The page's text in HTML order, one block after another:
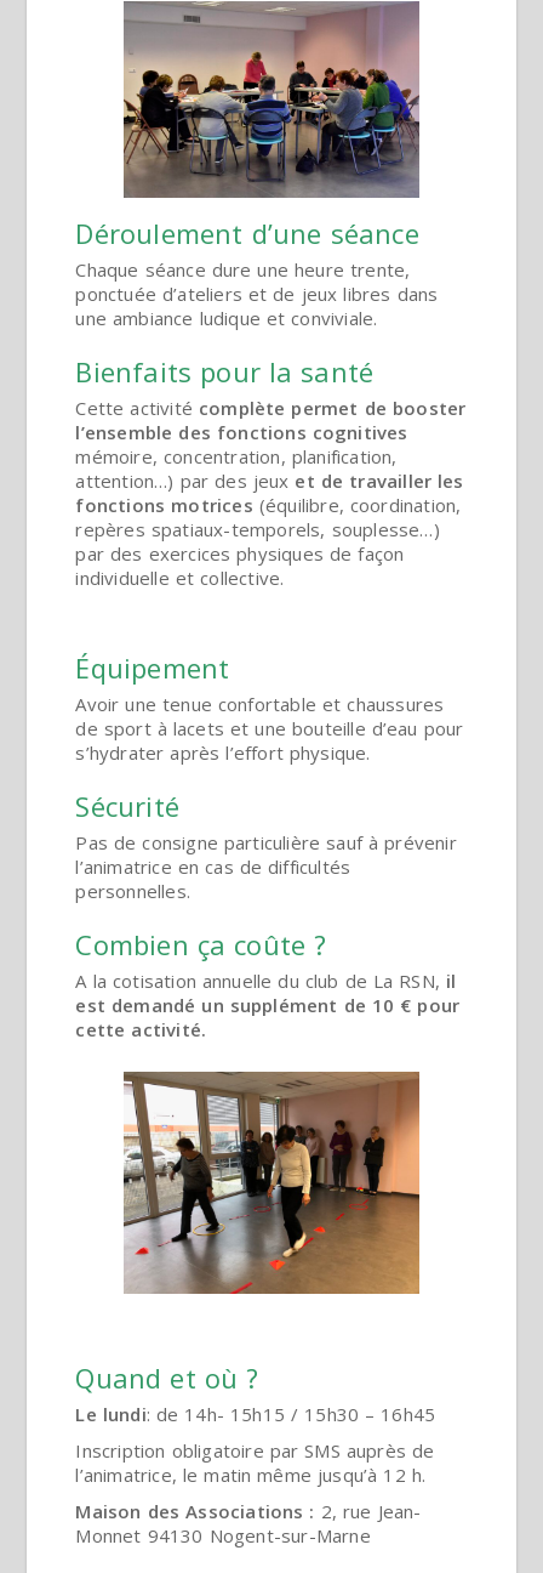
Déroulement d’une séance
Chaque séance dure une heure trente,
ponctuée d’ateliers et de jeux libres dans
une ambiance ludique et conviviale.
Bienfaits pour la santé
Cette activité complète permet de booster
l’ensemble des fonctions cognitives
mémoire, concentration, planification,
attention…) par des jeux et de travailler les
fonctions motrices (équilibre, coordination,
repères spatiaux-temporels, souplesse…)
par des exercices physiques de façon
individuelle et collective.
Équipement
Avoir une tenue confortable et chaussures
de sport à lacets et une bouteille d’eau pour
s’hydrater après l’effort physique.
Sécurité
Pas de consigne particulière sauf à prévenir
l’animatrice en cas de difficultés
personnelles.
Combien ça coûte ?
A la cotisation annuelle du club de La RSN, il
est demandé un supplément de 10 € pour
cette activité.
Quand et où ?
Le lundi: de 14h- 15h15 / 15h30 – 16h45
Inscription obligatoire par SMS auprès de
l’animatrice, le matin même jusqu’à 12 h.
Maison des Associations : 2, rue Jean-
Monnet 94130 Nogent-sur-Marne